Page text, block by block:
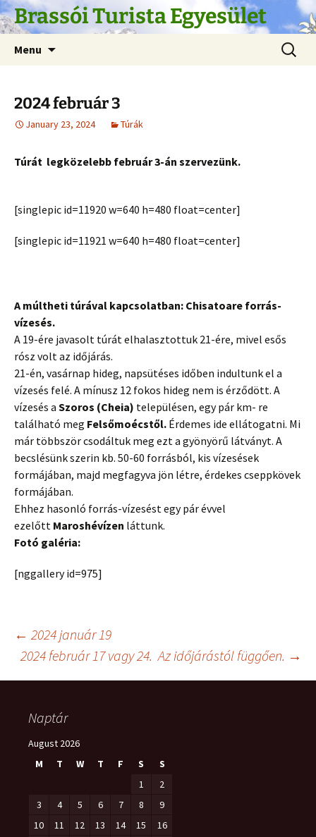
Skip
to Brassói Turista Egyesület
Menu
Search
for:
2024 február 3
January 23, 2024 Túrák
Túrát legközelebb február 3-án szervezünk.
[singlepic id=11920 w=640 h=480 float=center]
[singlepic id=11921 w=640 h=480 float=center]
A múltheti túrával kapcsolatban: Chisatoare forrás-
vízesés.
A 19-ére javasolt túrát elhalasztottuk 21-ére, mivel esős
rósz volt az időjárás.
21-én, vasárnap hideg, napsütéses időben indultunk el a
vízesés felé. A mínusz 12 fokos hideg nem is érződött. A
vízesés a Szoros (Cheia) településen, egy pár km- re
található meg Felsőmoécstől. Érdemes ide ellátogatni. Mi
már többször csodáltuk meg ezt a gyönyörű látványt. A
becslésünk szerin kb. 50-60 forrásból, kis vízesések
formájában, majd megfagyva jön létre, érdekes cseppkövek
formájában.
Ehhez hasonló forrás-vízesést egy pár évvel
ezelőtt Maroshévízen láttunk.
Fotó galéria:
[nggallery id=975]
Post
navigation
← 2024 január 19
2024 február 17 vagy 24. Az időjárástól függően. →
Naptár
August 2026
M
T W T F S
S
1
2
3
4 5 6 7 8
9
10
11 12 13 14 15
16